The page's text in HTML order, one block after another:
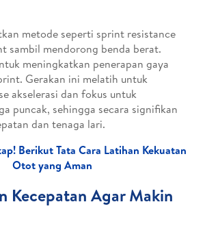
metode seperti sprint resistance
sambil mendorong benda berat.
meningkatkan penerapan gaya
Gerakan ini melatih untuk
akselerasi dan fokus untuk
puncak, sehingga secara signifikan
dan tenaga lari.
Berikut Tata Cara Latihan Kekuatan
Otot yang Aman
Kecepatan Agar Makin